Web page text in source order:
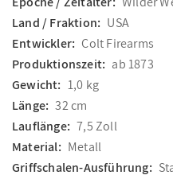
Land / Fraktion: USA
Entwickler: Colt Firearms
Produktionszeit: ab 1873
Gewicht: 1,0 kg
Länge: 32 cm
Lauflänge: 7,5 Zoll
Material: Metall
Griffschalen-Ausführung: